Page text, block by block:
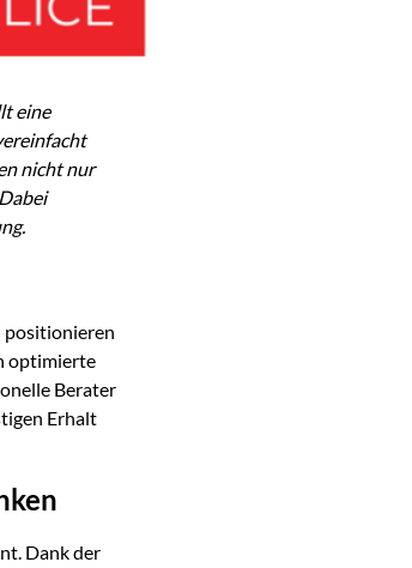
eine
nicht nur
positionieren
optimierte
Berater
Erhalt
Dank der